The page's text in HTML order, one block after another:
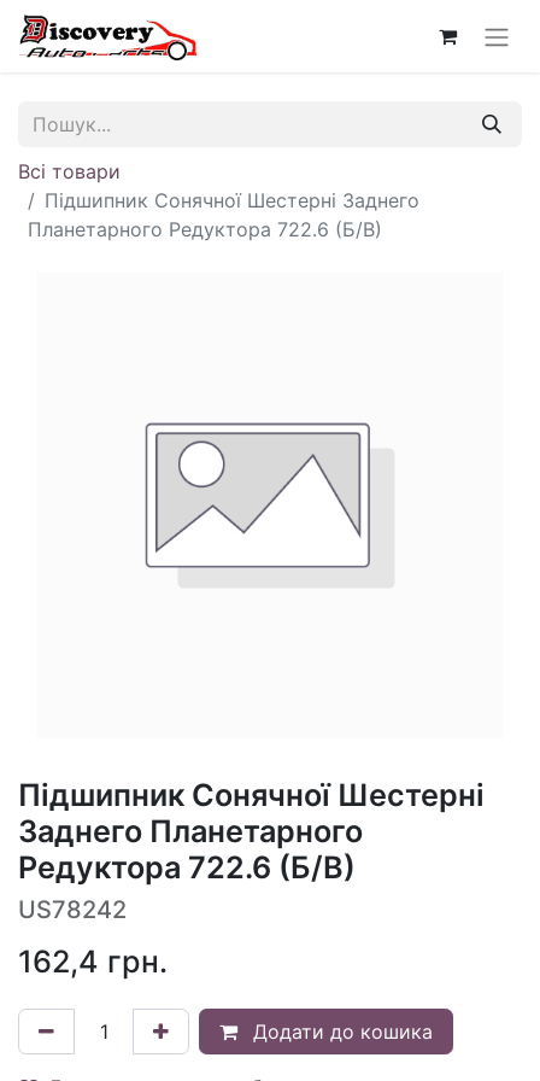
Всі товари
Підшипник Сонячної Шестерні Заднего
Планетарного Редуктора 722.6 (Б/В)
Підшипник Сонячної Шестерні
Заднего Планетарного
Редуктора 722.6 (Б/В)
US78242
162,4 грн.
Додати до кошика